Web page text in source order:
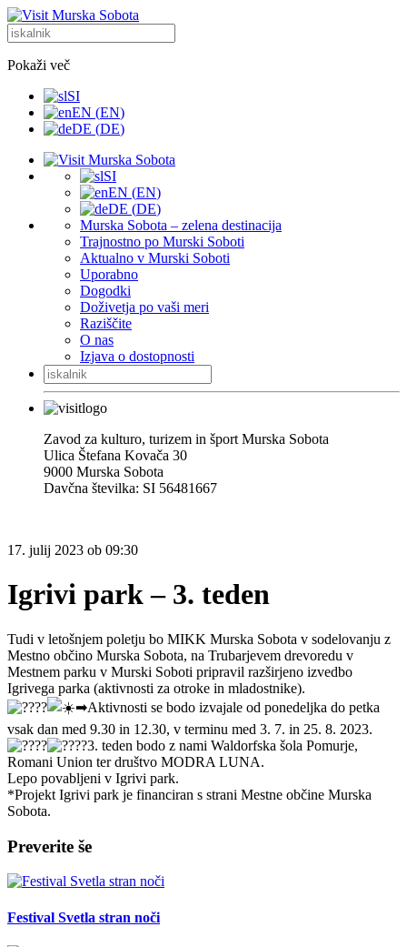
Pokaži več
SI
EN (EN)
DE (DE)
SI
EN (EN)
DE (DE)
Murska Sobota – zelena destinacija
Trajnostno po Murski Soboti
Aktualno v Murski Soboti
Uporabno
Dogodki
Doživetja po vaši meri
Raziščite
O nas
Izjava o dostopnosti
Zavod za kulturo, turizem in šport Murska Sobota
Ulica Štefana Kovača 30
9000 Murska Sobota
Davčna številka: SI 56481667
17. julij 2023 ob 09:30
Igrivi park – 3. teden
Tudi v letošnjem poletju bo MIKK Murska Sobota v sodelovanju z
Mestno občino Murska Sobota, na Trubarjevem drevoredu v
Mestnem parku v Murski Soboti pripravil razširjeno izvedbo
Igrivega parka (aktivnosti za otroke in mladostnike).
➡︎Aktivnosti se bodo izvajale od ponedeljka do petka
vsak dan med 9.30 in 12.30, v terminu med 3. 7. in 25. 8. 2023.
3. teden bodo z nami Waldorfska šola Pomurje,
Romani Union ter društvo MODRA LUNA.
Lepo povabljeni v Igrivi park.
*Projekt Igrivi park je financiran s strani Mestne občine Murska
Sobota.
Preverite še
Festival Svetla stran noči